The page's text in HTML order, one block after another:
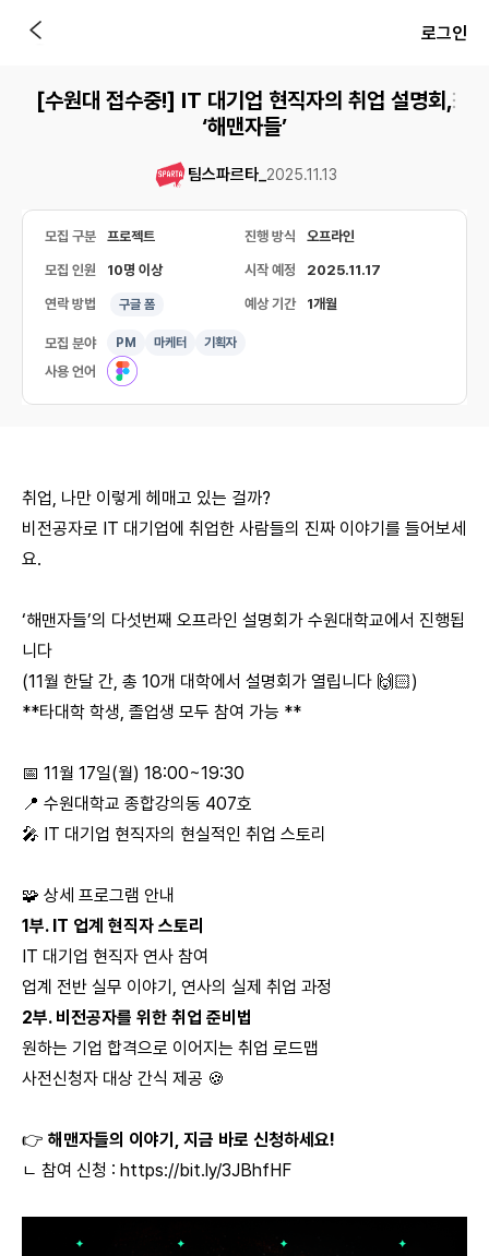
로그인
[수원대 접수중!] IT 대기업 현직자의 취업 설명회,
‘해맨자들’
팀스파르타_2025.11.13
모집 구분 프로젝트 진행 방식 오프라인
모집 인원 10명 이상 시작 예정 2025.11.17
연락 방법 구글 폼 예상 기간 1개월
모집 분야 PM 마케터 기획자
사용 언어
취업, 나만 이렇게 헤매고 있는 걸까?
비전공자로 IT 대기업에 취업한 사람들의 진짜 이야기를 들어보세
요.
‘해맨자들’의 다섯번째 오프라인 설명회가 수원대학교에서 진행됩
니다
(11월 한달 간, 총 10개 대학에서 설명회가 열립니다 🙌🏻)
**타대학 학생, 졸업생 모두 참여 가능 **
📅 11월 17일(월) 18:00~19:30
📍 수원대학교 종합강의동 407호
🎤 IT 대기업 현직자의 현실적인 취업 스토리
🧩 상세 프로그램 안내
1부. IT 업계 현직자 스토리
IT 대기업 현직자 연사 참여
업계 전반 실무 이야기, 연사의 실제 취업 과정
2부. 비전공자를 위한 취업 준비법
원하는 기업 합격으로 이어지는 취업 로드맵
사전신청자 대상 간식 제공 🍪
👉 해맨자들의 이야기, 지금 바로 신청하세요!
ㄴ 참여 신청 : https://bit.ly/3JBhfHF